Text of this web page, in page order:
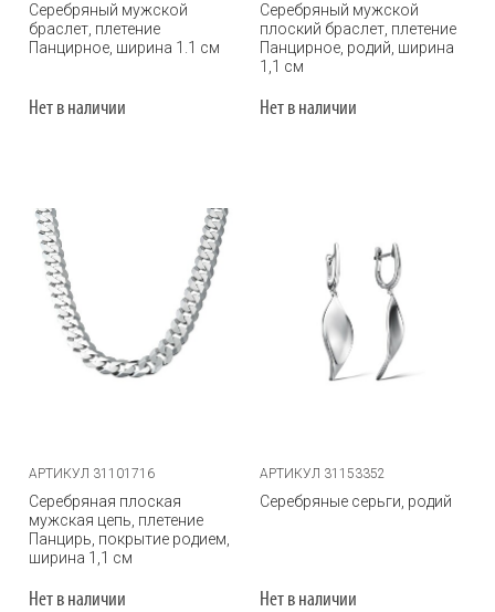
Серебряный мужской
браслет, плетение
Панцирное, ширина 1.1 см
Нет в наличии
Серебряный мужской
плоский браслет, плетение
Панцирное, родий, ширина
1,1 см
Нет в наличии
АРТИКУЛ 31101716
Серебряная плоская
мужская цепь, плетение
Панцирь, покрытие родием,
ширина 1,1 см
Нет в наличии
АРТИКУЛ 31153352
Серебряные серьги, родий
Нет в наличии